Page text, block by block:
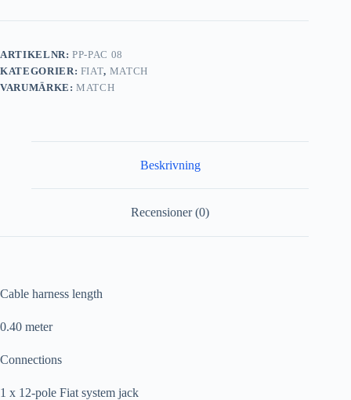
ARTIKELNR:PP-PAC 08
KATEGORIER: FIAT, MATCH
VARUMÄRKE:MATCH
Beskrivning
Recensioner (0)
Cable harness length
0.40 meter
Connections
1 x 12-pole Fiat system jack